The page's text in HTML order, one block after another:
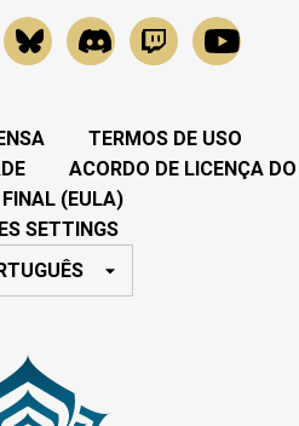
TERMOS DE USO
ACORDO DE LICENÇA DO
(EULA)
SETTINGS